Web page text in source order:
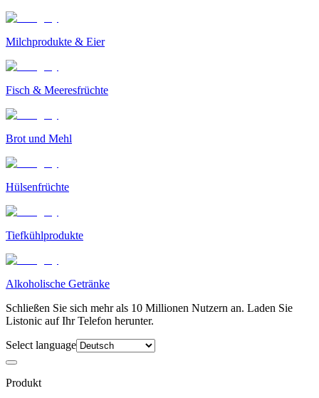
Milchprodukte & Eier
Fisch & Meeresfrüchte
Brot und Mehl
Hülsenfrüchte
Tiefkühlprodukte
Alkoholische Getränke
Schließen Sie sich mehr als 10 Millionen Nutzern an. Laden Sie
Listonic auf Ihr Telefon herunter.
Select language
Produkt